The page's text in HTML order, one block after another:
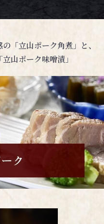
「立山ポーク角煮」と、
山ポーク味噌漬」